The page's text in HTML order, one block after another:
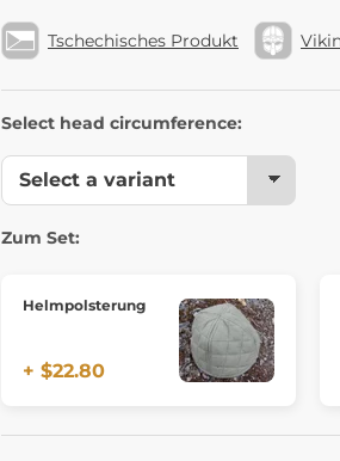
Tschechisches Produkt
Select head circumference:
Zum Set:
Helmpolsterung
+ $22.80